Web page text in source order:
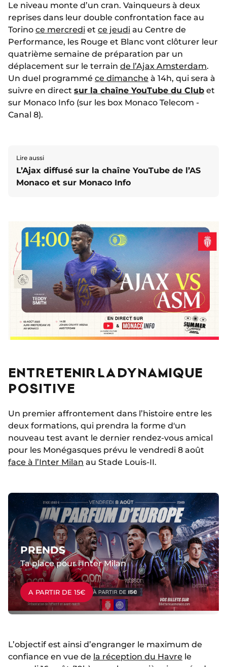
Le niveau monte d’un cran. Vainqueurs à deux
reprises dans leur double confrontation face au
Torino ce mercredi et ce jeudi au Centre de
Performance, les Rouge et Blanc vont clôturer leur
quatrième semaine de préparation par un
déplacement sur le terrain de l’Ajax Amsterdam.
Un duel programmé ce dimanche à 14h, qui sera à
suivre en direct sur la chaîne YouTube du Club et
sur Monaco Info (sur les box Monaco Telecom -
Canal 8).
Lire aussi
L’Ajax diffusé sur la chaîne YouTube de l’AS
Monaco et sur Monaco Info
ENTRETENIR LA DYNAMIQUE
POSITIVE
Un premier affrontement dans l’histoire entre les
deux formations, qui prendra la forme d'un
nouveau test avant le dernier rendez-vous amical
pour les Monégasques prévu le vendredi 8 août
face à l’Inter Milan au Stade Louis-II.
PRENDS
Ta place pour l'Inter Milan
A PARTIR DE 15€
L’objectif est ainsi d’engranger le maximum de
confiance en vue de la réception du Havre le